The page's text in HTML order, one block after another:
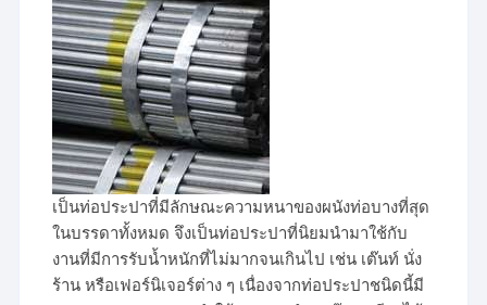
เป็นท่อประปาที่มีลักษณะความหนาของผนังท่อบางที่สุด
ในบรรดาทั้งหมด จึงเป็นท่อประปาที่นิยมนำมาใช้กับ
งานที่มีการรับน้ำหนักที่ไม่มากจนเกินไป เช่น เต๊นท์ นั่ง
ร้าน หรือเฟอร์นิเจอร์ต่าง ๆ เนื่องจากท่อประปาชนิดนี้มี